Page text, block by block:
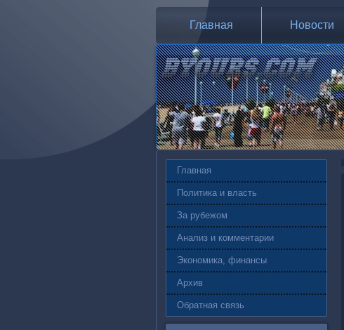
Главная Новости
Главная
Политика и власть
За рубежом
Анализ и комментарии
Экономика, финансы
Архив
Обратная связь